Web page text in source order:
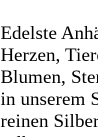
Edelste
Herzen,
Blumen,
in unserem
reinen